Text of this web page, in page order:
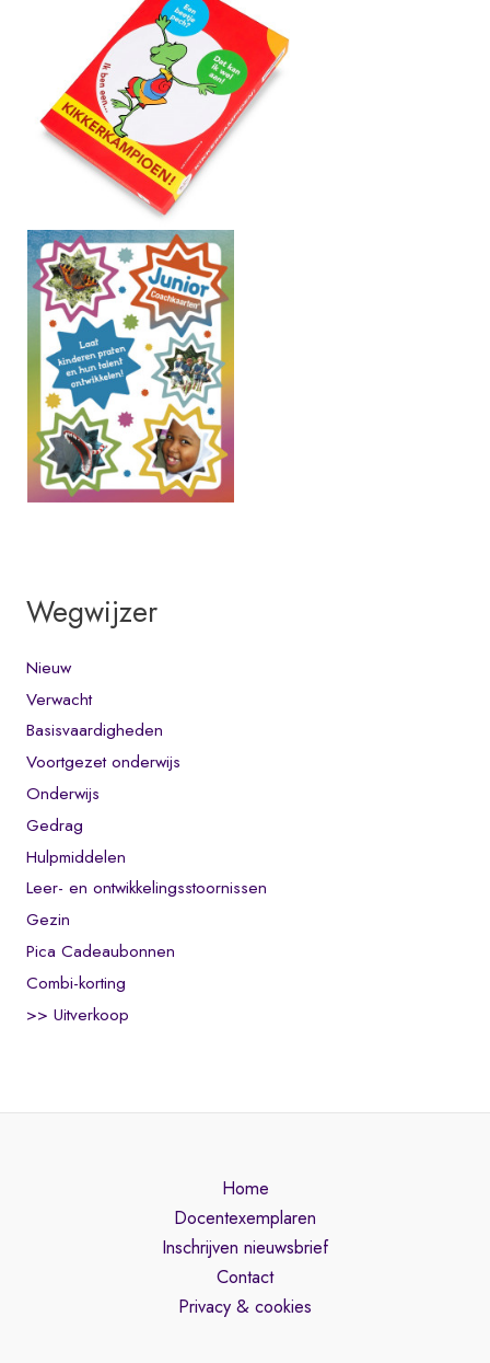
Wegwijzer
Nieuw
Verwacht
Basisvaardigheden
Voortgezet onderwijs
Onderwijs
Gedrag
Hulpmiddelen
Leer- en ontwikkelingsstoornissen
Gezin
Pica Cadeaubonnen
Combi-korting
>> Uitverkoop
Home
Docentexemplaren
Inschrijven nieuwsbrief
Contact
Privacy & cookies